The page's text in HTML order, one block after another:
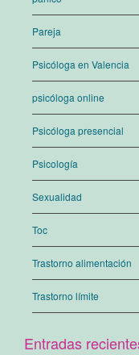
Pareja
Psicóloga en Valencia
psicóloga online
Psicóloga presencial
Psicología
Sexualidad
Toc
Trastorno alimentación
Trastorno límite
Entradas